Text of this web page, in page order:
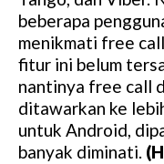
beberapa
menikmati free
fitur ini belum
nantinya free call
ditawarkan ke
untuk Android,
banyak diminati.